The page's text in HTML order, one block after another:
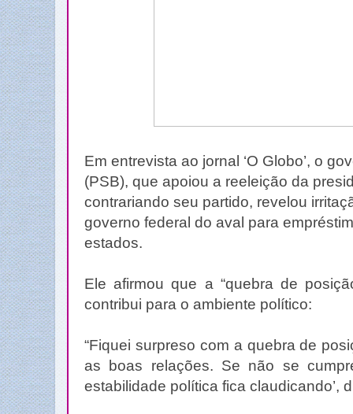
Em entrevista ao jornal ‘O Globo’, o
(PSB), que apoiou a reeleição da
contrariando seu partido, revelou
governo federal do aval para
estados.
Ele afirmou que a “quebra de
contribui para o ambiente político:
“Fiquei surpreso com a quebra de
as boas relações. Se não se
estabilidade política fica claudicando’,